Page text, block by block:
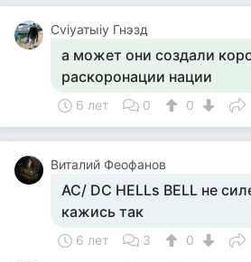
Cviyатыiy Гнэзд
а может они создали
раскоронации нации
6 лет 0 0
Виталий Феофанов
АС/ DC HELLs BELL не
кажись так
6 лет 3
0